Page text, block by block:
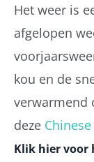
Het weer is
afgelopen
kou en de
verwarmend
deze
Klik hier voor